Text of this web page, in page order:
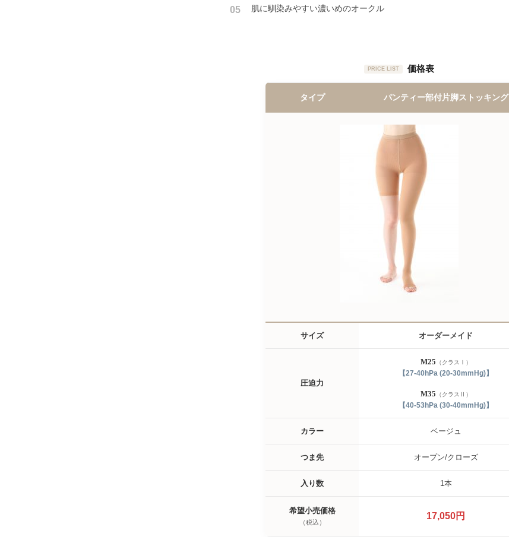
05 肌に馴染みやすい濃いめのオークル
PRICE LIST 価格表
タイプ パンティー部付片脚ストッキング
サイズ オーダーメイド
圧迫力
M25 （クラスⅠ）
【27-40hPa (20-30mmHg)】
M35 （クラスⅡ）
【40-53hPa (30-40mmHg)】
カラー ベージュ
つま先 オープン/クローズ
入り数 1本
希望小売価格
（税込）
17,050円